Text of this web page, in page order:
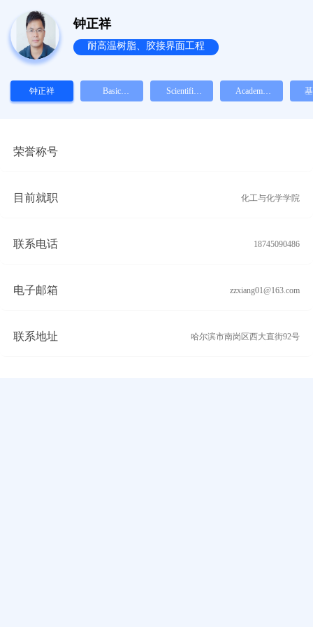
钟正祥
耐高温树脂、胶接界面工程
钟正祥 Basic Scientific Academic
荣誉称号
目前就职 化工与化学学院
联系电话 18745090486
电子邮箱 zzxiang01@163.com
联系地址 哈尔滨市南岗区西大直街92号